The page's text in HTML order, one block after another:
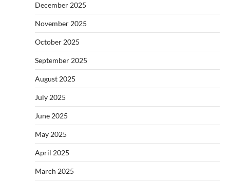
December 2025
November 2025
October 2025
September 2025
August 2025
July 2025
June 2025
May 2025
April 2025
March 2025